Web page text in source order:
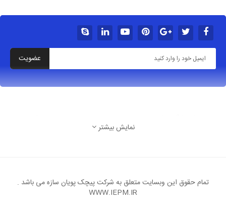
عضویت
ایمیل: Arzantarinproject@gmail.Com
نمایش بیشتر
تمام حقوق این وبسایت متعلق به شرکت پیچک پویان سازه می باشد .
WWW.IEPM.IR